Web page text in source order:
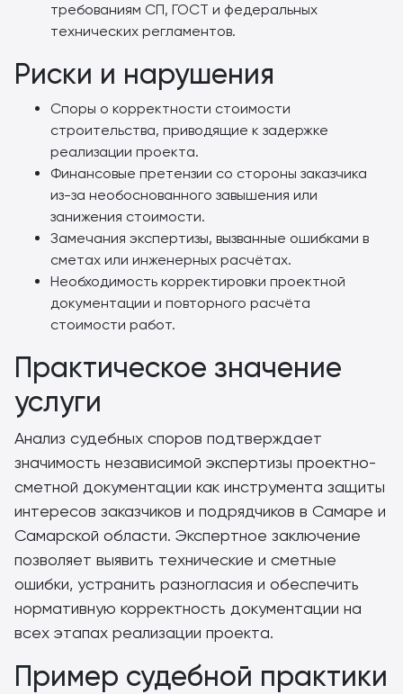
требованиям СП, ГОСТ и федеральных
технических регламентов.
Риски и нарушения
Споры о корректности стоимости
строительства, приводящие к задержке
реализации проекта.
Финансовые претензии со стороны заказчика
из-за необоснованного завышения или
занижения стоимости.
Замечания экспертизы, вызванные ошибками в
сметах или инженерных расчётах.
Необходимость корректировки проектной
документации и повторного расчёта
стоимости работ.
Практическое значение
услуги
Анализ судебных споров подтверждает
значимость независимой экспертизы проектно-
сметной документации как инструмента защиты
интересов заказчиков и подрядчиков в Самаре и
Самарской области. Экспертное заключение
позволяет выявить технические и сметные
ошибки, устранить разногласия и обеспечить
нормативную корректность документации на
всех этапах реализации проекта.
Пример судебной практики